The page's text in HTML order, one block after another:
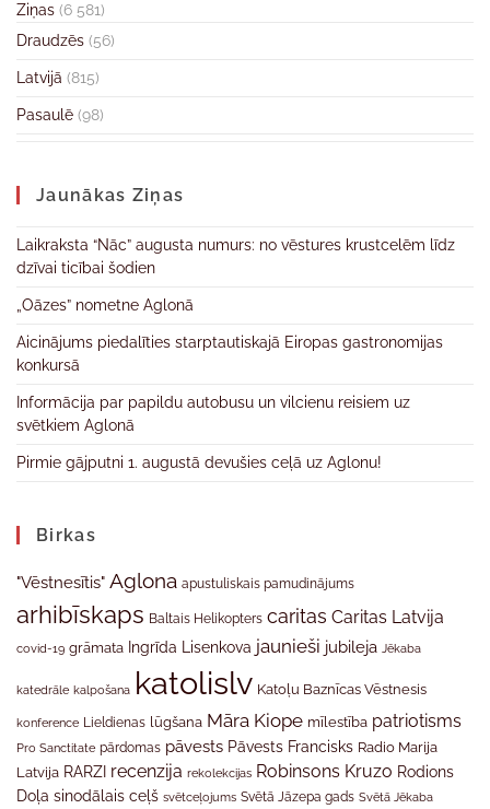
Ziņas (6 581)
Draudzēs (56)
Latvijā (815)
Pasaulē (98)
Jaunākas Ziņas
Laikraksta “Nāc” augusta numurs: no vēstures krustcelēm līdz
dzīvai ticībai šodien
„Oāzes” nometne Aglonā
Aicinājums piedalīties starptautiskajā Eiropas gastronomijas
konkursā
Informācija par papildu autobusu un vilcienu reisiem uz
svētkiem Aglonā
Pirmie gājputni 1. augustā devušies ceļā uz Aglonu!
Birkas
"Vēstnesītis" Aglona apustuliskais pamudinājums
arhibīskaps Baltais Helikopters caritas Caritas Latvija
covid-19 grāmata Ingrīda Lisenkova jaunieši jubileja Jēkaba
katedrāle kalpošana katolislv Katoļu Baznīcas Vēstnesis
konference Lieldienas lūgšana Māra Kiope mīlestība patriotisms
Pro Sanctitate pārdomas pāvests Pāvests Francisks Radio Marija
Latvija RARZI recenzija rekolekcijas Robinsons Kruzo Rodions
Doļa sinodālais ceļš svētceļojums Svētā Jāzepa gads Svētā Jēkaba